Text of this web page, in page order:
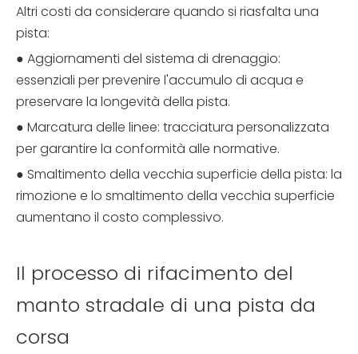
Altri costi da considerare quando si riasfalta una
pista:
● Aggiornamenti del sistema di drenaggio:
essenziali per prevenire l'accumulo di acqua e
preservare la longevità della pista.
● Marcatura delle linee: tracciatura personalizzata
per garantire la conformità alle normative.
● Smaltimento della vecchia superficie della pista: la
rimozione e lo smaltimento della vecchia superficie
aumentano il costo complessivo.
Il processo di rifacimento del
manto stradale di una pista da
corsa